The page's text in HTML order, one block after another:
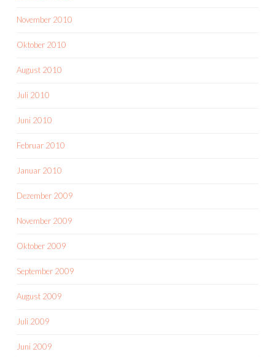
November 2010
Oktober 2010
August 2010
Juli 2010
Juni 2010
Februar 2010
Januar 2010
Dezember 2009
November 2009
Oktober 2009
September 2009
August 2009
Juli 2009
Juni 2009